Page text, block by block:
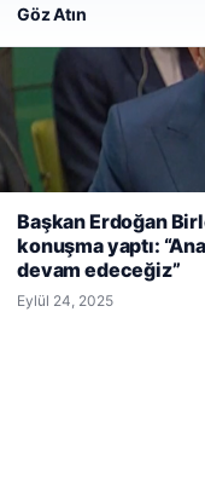
deneyiminizi
kullanıyoruz.Çerez
Göz Atın
Başkan Erdoğan
konuşma yaptı:
devam edeceğiz”
Eylül 24, 2025